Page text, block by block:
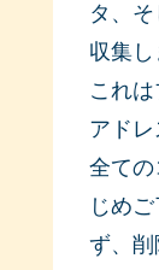
タ、
収集し
これ
アドレ
全て
じめ
ず、削